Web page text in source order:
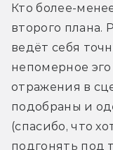
Кто более-
второго плана.
ведёт себя
непомерное
отражения в
подобраны и
(спасибо, что
подгонять под